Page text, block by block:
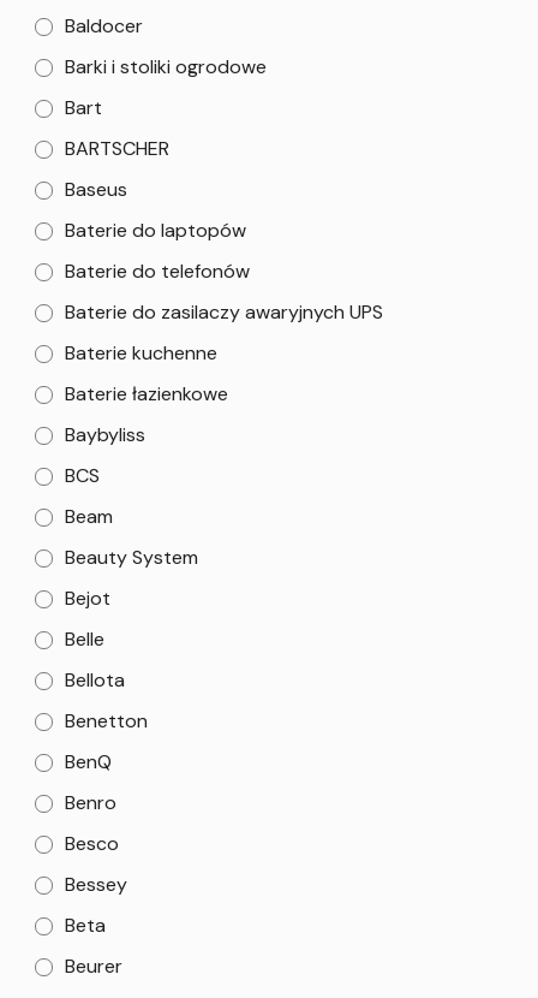
Baldocer
Barki i stoliki ogrodowe
Bart
BARTSCHER
Baseus
Baterie do laptopów
Baterie do telefonów
Baterie do zasilaczy awaryjnych UPS
Baterie kuchenne
Baterie łazienkowe
Baybyliss
BCS
Beam
Beauty System
Bejot
Belle
Bellota
Benetton
BenQ
Benro
Besco
Bessey
Beta
Beurer